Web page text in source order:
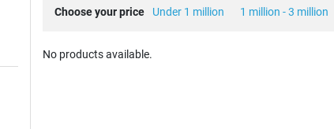
Choose your price Under 1 million 1 million - 3 million
No products available.